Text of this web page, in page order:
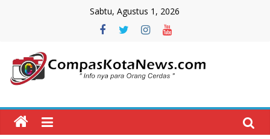
Sabtu, Agustus 1, 2026
Compas
Kota